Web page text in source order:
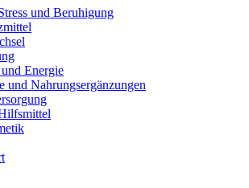
und Beruhigung
Energie
und Nahrungsergänzungen